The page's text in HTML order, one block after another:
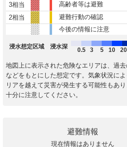
3相当
高齢者等は避難
2相当
避難行動の確認
今後の情報に注意
浸水想定区域 浸水深
0.5 3 5 10
地図上に表示された危険なエリアは、過
などをもとにした想定です。気象状況に
リアを越えて災害が発生する可能性もあり
十分に注意してください。
避難情報
現在情報はありません